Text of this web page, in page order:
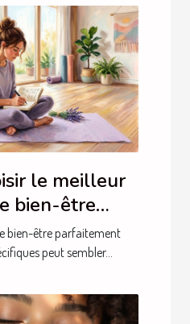
le meilleur
bien-être
spécifiques
bien-être parfaitement
peut sembler...